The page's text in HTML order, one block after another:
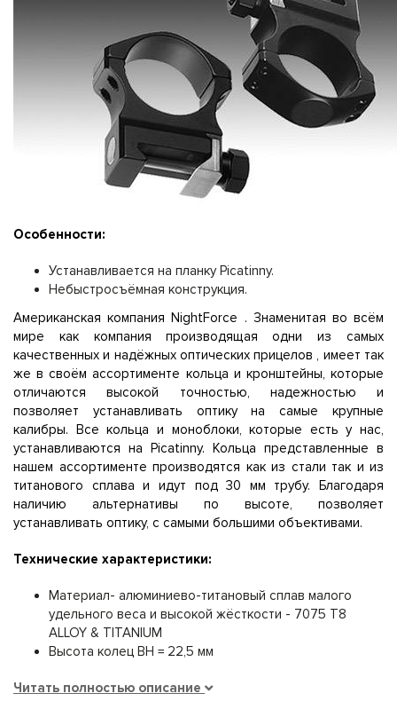
Особенности:
Устанавливается на планку Picatinny.
Небыстросъёмная конструкция.
Американская компания NightForce . Знаменитая во всём
мире как компания производящая одни из самых
качественных и надёжных оптических прицелов , имеет так
же в своём ассортименте кольца и кронштейны, которые
отличаются высокой точностью, надежностью и
позволяет устанавливать оптику на самые крупные
калибры. Все кольца и моноблоки, которые есть у нас,
устанавливаются на Picatinny. Кольца представленные в
нашем ассортименте производятся как из стали так и из
титанового сплава и идут под 30 мм трубу. Благодаря
наличию альтернативы по высоте, позволяет
устанавливать оптику, с самыми большими объективами.
Технические характеристики:
Материал- алюминиево-титановый сплав малого
удельного веса и высокой жёсткости - 7075 T8
ALLOY & TITANIUM
Высота колец BH = 22,5 мм
Читать полностью описание